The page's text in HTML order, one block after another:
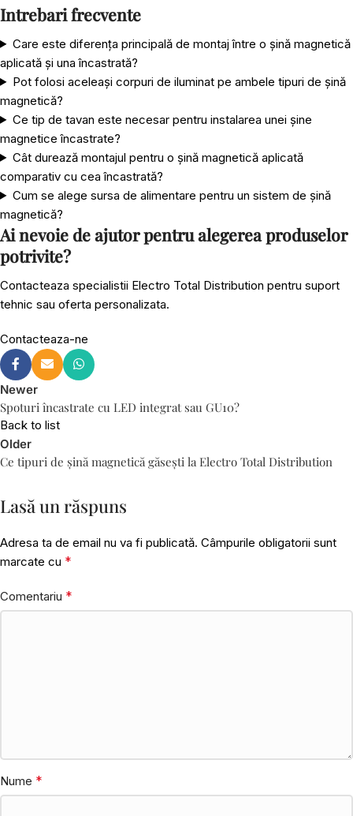
Intrebari frecvente
Care este diferența principală de montaj între o șină magnetică
aplicată și una încastrată?
Pot folosi aceleași corpuri de iluminat pe ambele tipuri de șină
magnetică?
Ce tip de tavan este necesar pentru instalarea unei șine
magnetice încastrate?
Cât durează montajul pentru o șină magnetică aplicată
comparativ cu cea încastrată?
Cum se alege sursa de alimentare pentru un sistem de șină
magnetică?
Ai nevoie de ajutor pentru alegerea produselor
potrivite?
Contacteaza specialistii Electro Total Distribution pentru suport
tehnic sau oferta personalizata.
Contacteaza-ne
Newer
Spoturi încastrate cu LED integrat sau GU10?
Back to list
Older
Ce tipuri de șină magnetică găsești la Electro Total Distribution
Lasă un răspuns
Adresa ta de email nu va fi publicată. Câmpurile obligatorii sunt
marcate cu *
Comentariu *
Nume *